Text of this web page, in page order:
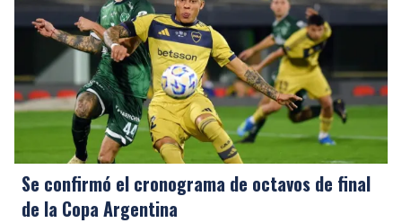
Se confirmó el cronograma de octavos de final
de la Copa Argentina